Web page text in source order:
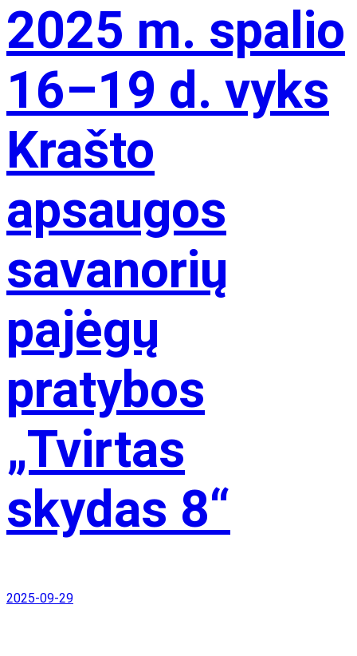
2025 m. spalio
16–19 d. vyks
Krašto
apsaugos
savanorių
pajėgų
pratybos
„Tvirtas
skydas 8“
2025-09-29